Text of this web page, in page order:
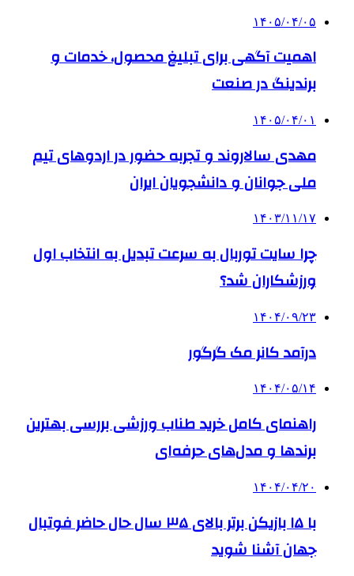
۱۴۰۵/۰۴/۰۵
اهمیت آگهی برای تبلیغ محصول، خدمات و
برندینگ در صنعت
۱۴۰۵/۰۴/۰۱
مهدی سالاروند و تجربه حضور در اردوهای تیم
ملی جوانان و دانشجویان ایران
۱۴۰۳/۱۱/۱۷
چرا سایت توربال به ‌سرعت تبدیل به انتخاب اول
ورزشکاران شد؟
۱۴۰۴/۰۹/۲۳
درآمد کانر مک گرگور
۱۴۰۴/۰۵/۱۴
راهنمای کامل خرید طناب ورزشی بررسی بهترین
برندها و مدل‌های حرفه‌ای
۱۴۰۴/۰۴/۲۰
با ۱۵ بازیکن برتر بالای ۳۵ سال حال حاضر فوتبال
جهان آشنا شوید